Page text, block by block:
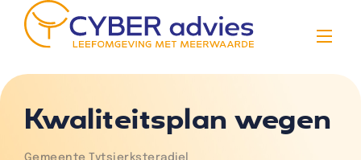
Kwaliteitsplan wegen